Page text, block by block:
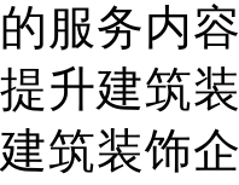
服务内
升建筑
筑装饰